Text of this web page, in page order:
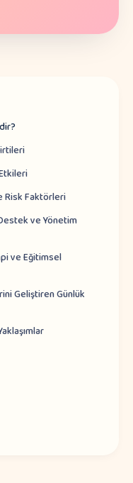
Risk Faktörleri
ve Yönetim
ve Eğitimsel
Geliştiren Günlük